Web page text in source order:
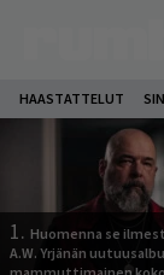
HAASTATTELUT
1. Huomenna se
A.W. Yrjänän